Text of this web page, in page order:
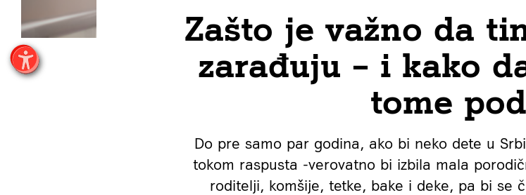
Zašto je važno da
zarađuju – i kako
tome
Do pre samo par godina, ako bi neko dete u
tokom raspusta -verovatno bi izbila mala
roditelji, komšije, tetke, bake i deke, pa bi se